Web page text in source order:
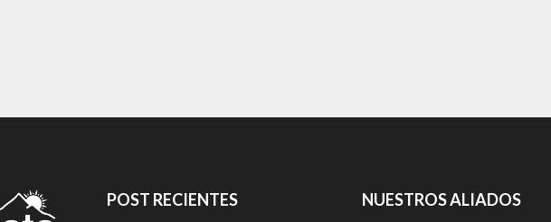
POST RECIENTES NUESTROS ALIADOS